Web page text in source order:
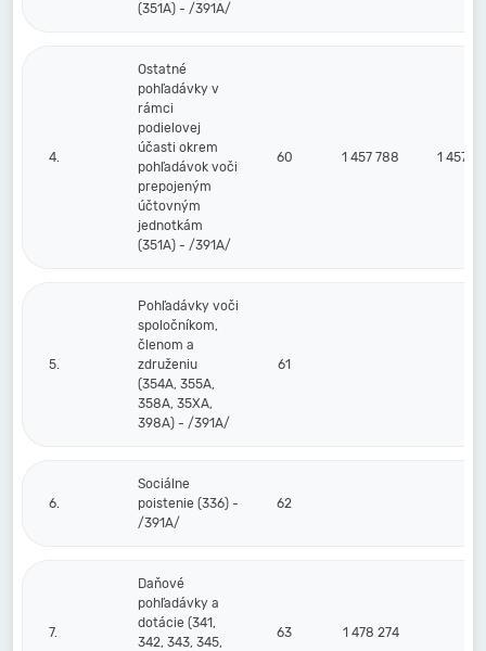
(351A) - /391A/
4.
Ostatné
pohľadávky v
rámci
podielovej
účasti okrem
pohľadávok voči
prepojeným
účtovným
jednotkám
(351A) - /391A/
60 1 457 788 1 457
5.
Pohľadávky voči
spoločníkom,
členom a
združeniu
(354A, 355A,
358A, 35XA,
398A) - /391A/
61
6.
Sociálne
poistenie (336) -
/391A/
62
7.
Daňové
pohľadávky a
dotácie (341,
342, 343, 345,
63 1 478 274